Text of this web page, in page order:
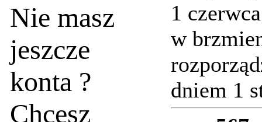
Nie masz
jeszcze
konta ?
Chcesz
1
w
dniem 1